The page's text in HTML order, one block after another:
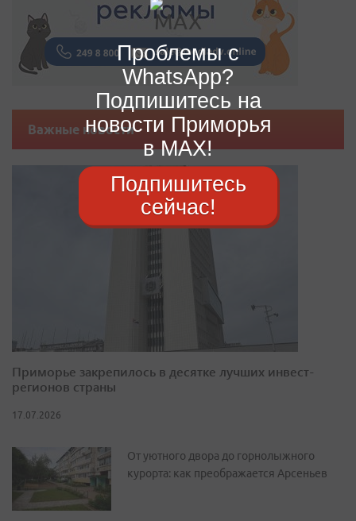
Важные новости
Приморье закрепилось в десятке лучших инвест-
регионов страны
17.07.2026
От уютного двора до горнолыжного
курорта: как преображается Арсеньев
Проблемы с
WhatsApp?
Подпишитесь на
новости Приморья
в MAX!
Подпишитесь
сейчас!